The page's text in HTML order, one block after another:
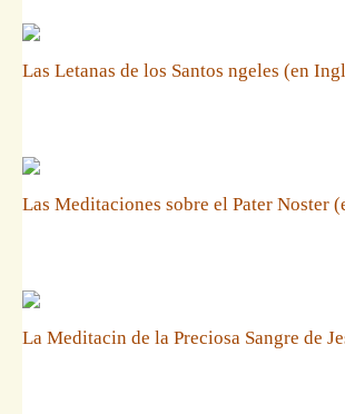
Las Letanas de los Santos ngeles (en
Las Meditaciones sobre el Pater Noster
La Meditacin de la Preciosa Sangre de